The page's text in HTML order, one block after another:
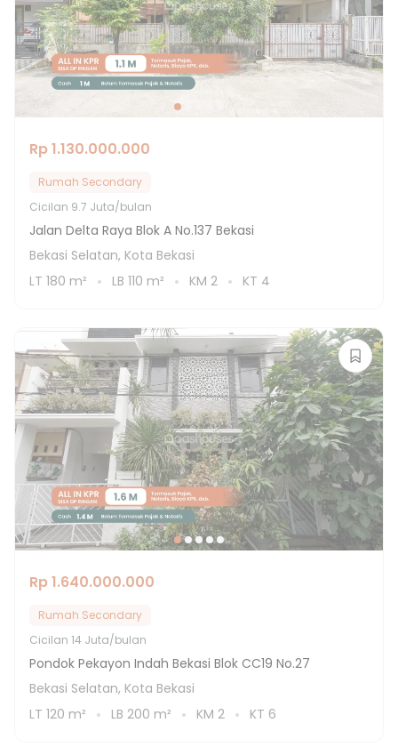
Rp 1.130.000.000
Rumah Secondary
Cicilan 9.7 Juta/bulan
Jalan Delta Raya Blok A No.137 Bekasi
Bekasi Selatan, Kota Bekasi
LT 180 m² LB 110 m² KM 2 KT 4
Rp 1.640.000.000
Rumah Secondary
Cicilan 14 Juta/bulan
Pondok Pekayon Indah Bekasi Blok CC19 No.27
Bekasi Selatan, Kota Bekasi
LT 120 m² LB 200 m² KM 2 KT 6